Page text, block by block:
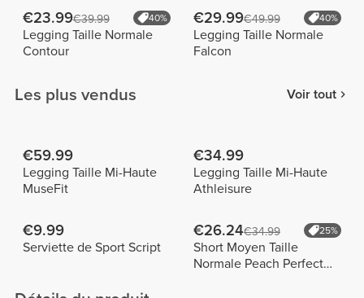
€23.99€39.99 40%
Legging Taille Normale
Contour
€29.99€49.99 40%
Legging Taille Normale
Falcon
Les plus vendus Voir tout
€59.99
Legging Taille Mi-Haute
MuseFit
€34.99
Legging Taille Mi-Haute
Athleisure
€9.99
Serviette de Sport Script
€26.24€34.99 25%
Short Moyen Taille
Normale Peach Perfect